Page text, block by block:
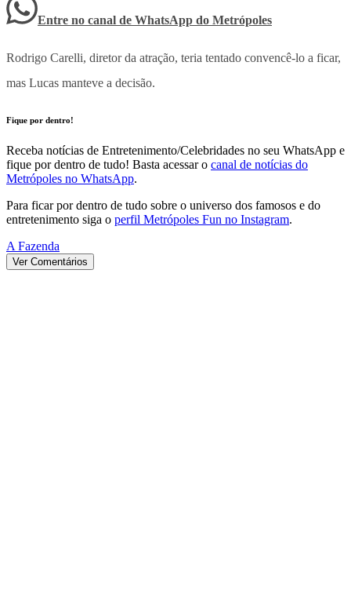
Entre no canal de WhatsApp do Metrópoles
Rodrigo Carelli, diretor da atração, teria tentado convencê-lo a ficar,
mas Lucas manteve a decisão.
Fique por dentro!
Receba notícias de Entretenimento/Celebridades no seu WhatsApp e
fique por dentro de tudo! Basta acessar o canal de notícias do
Metrópoles no WhatsApp.
Para ficar por dentro de tudo sobre o universo dos famosos e do
entretenimento siga o perfil Metrópoles Fun no Instagram.
A Fazenda
Ver Comentários